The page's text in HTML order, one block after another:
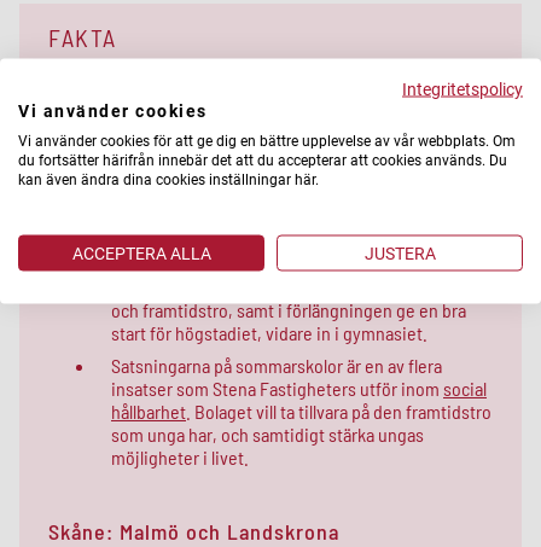
FAKTA
Sommarskolor för över 200 elever främst
mellanstadieelever i Göteborg, Stockholm, Malmö
och Landskrona.
Stena Fastigheters sommarskolor är kostnadsfria
satsningar för elever i skolor i och omkring Stena
bland annat läsning, matematik och teknik med
aktiviteter som stärker gemenskap, rörelse och
och framtidstro, samt i förlängningen ge en bra
start för högstadiet, vidare in i gymnasiet.
Satsningarna på sommarskolor är en av flera
insatser som Stena Fastigheters utför inom social
hållbarhet . Bolaget vill ta tillvara på den framtidstro
som unga har, och samtidigt stärka ungas
möjligheter i livet.
Skåne: Malmö och Landskrona
Integritetspolicy
Vi använder cookies
Vi använder cookies för att ge dig en bättre upplevelse av vår webbplats. Om
du fortsätter härifrån innebär det att du accepterar att cookies används. Du
kan även ändra dina cookies inställningar här.
ACCEPTERA ALLA JUSTERA